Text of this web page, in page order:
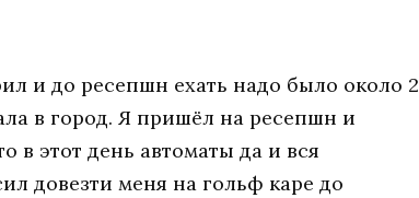
и до ресепшн ехать надо было около 2
в город. Я пришёл на ресепшн и
в этот день автоматы да и вся
довезти меня на гольф каре до